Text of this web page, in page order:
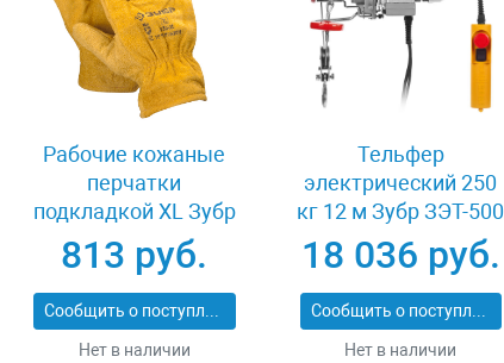
Рабочие кожаные
перчатки
подкладкой XL Зубр
МАСТЕР 1135-XL
813 руб.
Сообщить о поступлении
Нет в наличии
Тельфер
электрический 250
кг 12 м Зубр ЗЭТ-500
18 036 руб.
Сообщить о поступлении
Нет в наличии